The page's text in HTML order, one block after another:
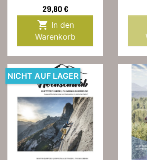
Preis
29,80 €

Warenkorb
NICHT AUF LAGER